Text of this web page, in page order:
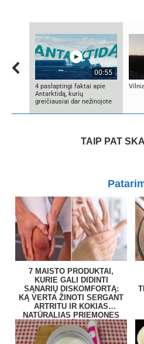
00:55
4 paslaptingi faktai apie
Antarktidą, kurių
greičiausiai dar nežinojote
TAIP PAT
7 MAISTO PRODUKTAI,
KURIE GALI DIDINTI
SĄNARIŲ DISKOMFORTĄ:
KĄ VERTA ŽINOTI SERGANT
ARTRITU IR KOKIAS
NATŪRALIAS PRIEMONES
RENKASI ŽMONĖS?